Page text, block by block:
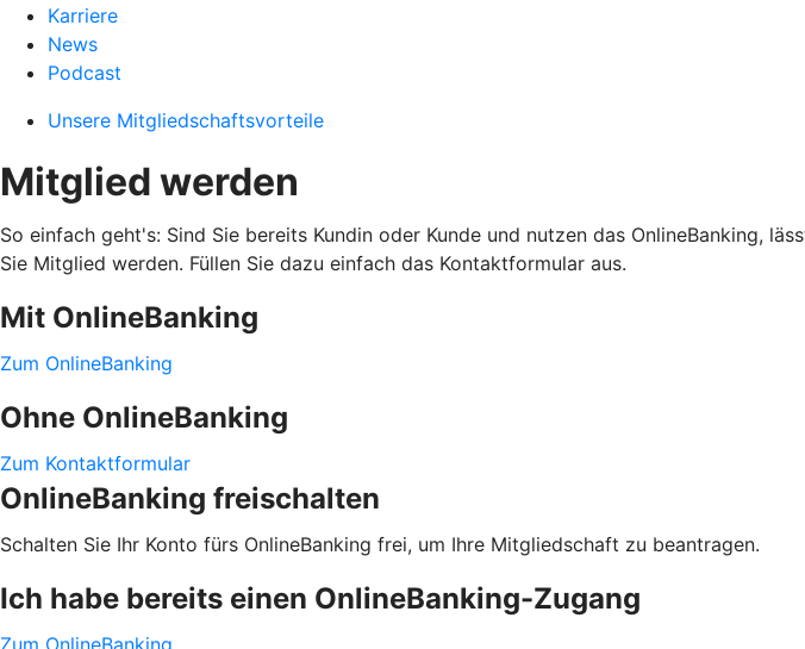
Karriere
News
Podcast
Unsere Mitgliedschaftsvorteile
Mitglied werden
So einfach geht's: Sind Sie bereits Kundin oder Kunde und nutzen das OnlineBanking,
Sie Mitglied werden. Füllen Sie dazu einfach das Kontaktformular aus.
Mit OnlineBanking
Zum OnlineBanking
Ohne OnlineBanking
Zum Kontaktformular
OnlineBanking freischalten
Schalten Sie Ihr Konto fürs OnlineBanking frei, um Ihre Mitgliedschaft zu beantragen.
Ich habe bereits einen OnlineBanking-Zugang
Zum OnlineBanking